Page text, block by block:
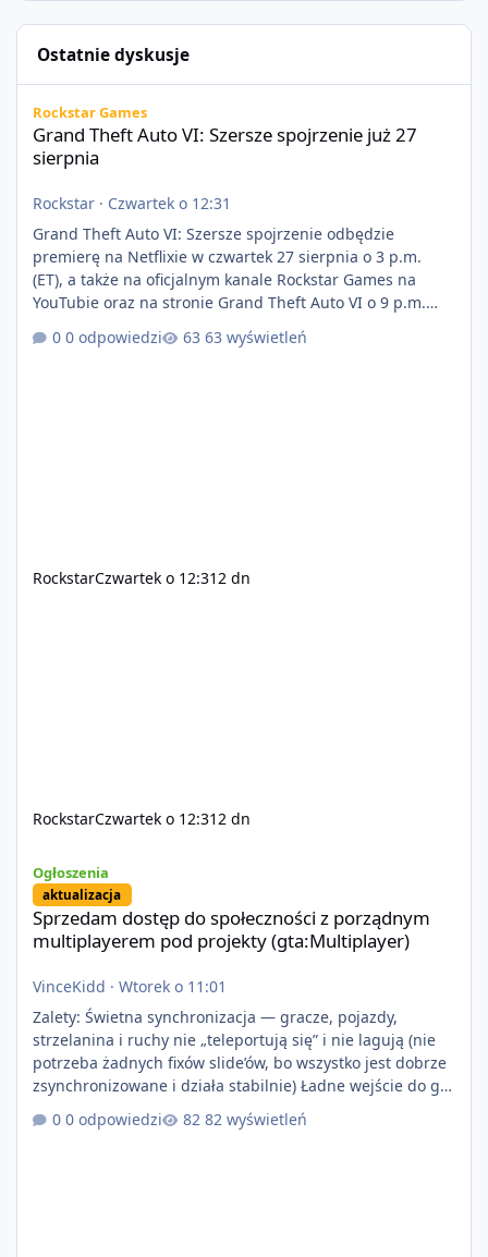
Ostatnie dyskusje
Rockstar Games
Grand Theft Auto VI: Szersze spojrzenie już 27
sierpnia
Rockstar · Czwartek o 12:31
Grand Theft Auto VI: Szersze spojrzenie odbędzie
premierę na Netflixie w czwartek 27 sierpnia o 3 p.m.
(ET), a także na oficjalnym kanale Rockstar Games na
YouTubie oraz na stronie Grand Theft Auto VI o 9 p.m.
(ET) 27 sierpnia. https://netflix.com/GTAVI Grand Theft
Auto VI będzie dostępne 19 listopada na PlayStation 5
0 odpowiedzi 63 wyświetleń
RockstarCzwartek o 12:31 2 dn
RockstarCzwartek o 12:31 2 dn
Ogłoszenia
aktualizacja
Sprzedam dostęp do społeczności z porządnym
multiplayerem pod projekty (gta:Multiplayer)
VinceKidd · Wtorek o 11:01
Zalety: Świetna synchronizacja — gracze, pojazdy,
strzelanina i ruchy nie „teleportują się” i nie lagują (nie
potrzeba żadnych fixów slide’ów, bo wszystko jest dobrze
zsynchronizowane i działa stabilnie) Ładne wejście do gry
+ solidny antycheat na poziomie multiplayera Wygodne
pisanie własnych modów i skryptów (wsparcie C# / JS /
0 odpowiedzi 82 wyświetleń